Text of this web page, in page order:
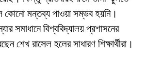
কোনো মন্তব্য পাওয়া সম্ভব হয়নি।
সমাধানে বিশ্ববিদ্যালয় প্রশাসনের
শেখ রাসেল হলের সাধারণ শিক্ষার্থীরা।